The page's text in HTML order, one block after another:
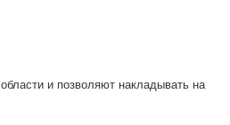
и позволяют накладывать на